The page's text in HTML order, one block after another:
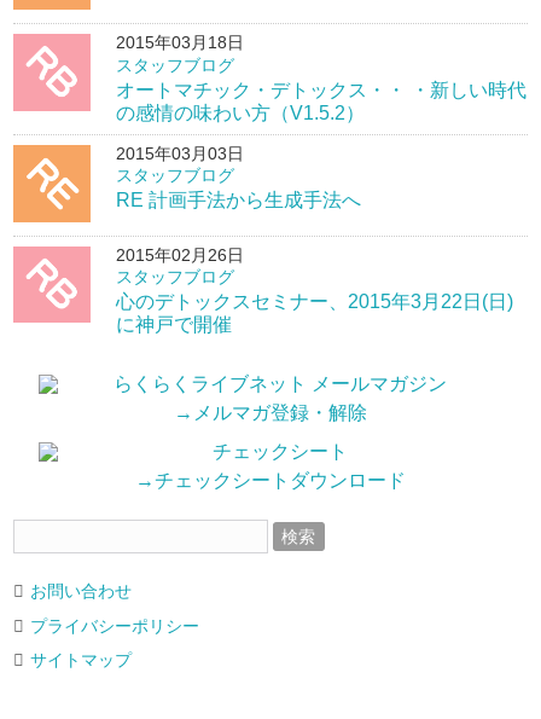
2015年03月18日
スタッフブログ
オートマチック・デトックス・・ ・新しい時代
の感情の味わい方（V1.5.2）
2015年03月03日
スタッフブログ
RE 計画手法から生成手法へ
2015年02月26日
スタッフブログ
心のデトックスセミナー、2015年3月22日(日)
に神戸で開催
→メルマガ登録・解除
→チェックシートダウンロード
お問い合わせ
プライバシーポリシー
サイトマップ